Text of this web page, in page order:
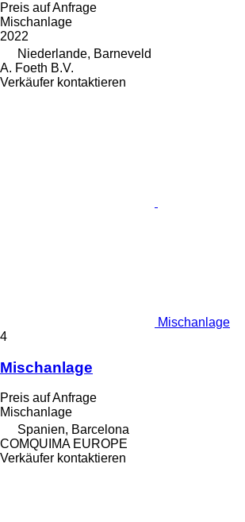
Preis auf Anfrage
Mischanlage
2022
Niederlande, Barneveld
A. Foeth B.V.
Verkäufer kontaktieren
Mischanlage
4
Mischanlage
Preis auf Anfrage
Mischanlage
Spanien, Barcelona
COMQUIMA EUROPE
Verkäufer kontaktieren